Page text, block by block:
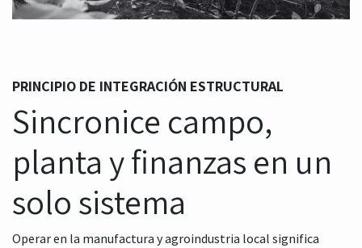
PRINCIPIO DE INTEGRACIÓN ESTRUCTURAL
Sincronice campo,
planta y finanzas en un
solo sistema
Operar en la manufactura y agroindustria local significa